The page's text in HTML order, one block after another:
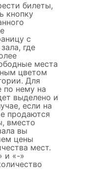
билеты,
кнопку
с
где
места
цветом
Для
по нему на
выделено и
если на
продаются
вместо
вы
цены
мест.
и «-»